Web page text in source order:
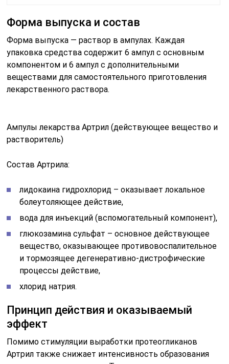
Форма выпуска и состав
Форма выпуска — раствор в ампулах. Каждая
упаковка средства содержит 6 ампул с основным
компонентом и 6 ампул с дополнительными
веществами для самостоятельного приготовления
лекарственного раствора.
Ампулы лекарства Артрил (действующее вещество и
растворитель)
Состав Артрила:
лидокаина гидрохлорид – оказывает локальное
болеутоляющее действие,
вода для инъекций (вспомогательный компонент),
глюкозамина сульфат – основное действующее
вещество, оказывающее противовоспалительное
и тормозящее дегенеративно-дистрофические
процессы действие,
хлорид натрия.
Принцип действия и оказываемый
эффект
Помимо стимуляции выработки протеогликанов
Артрил также снижает интенсивность образования